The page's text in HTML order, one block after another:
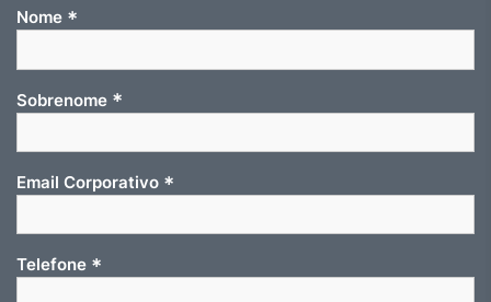
Nome *
Sobrenome *
Email Corporativo *
Telefone *